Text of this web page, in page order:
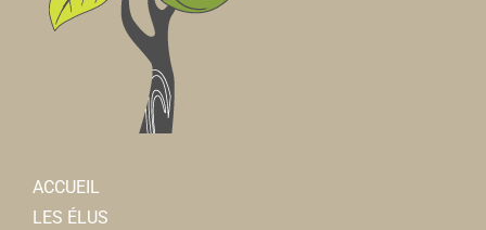
ACCUEIL
LES ÉLUS